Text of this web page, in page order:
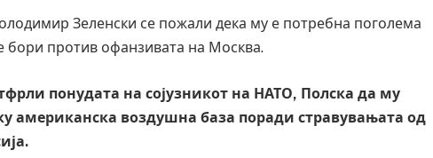
Зеленски се пожали дека му е потребна поголема
бори против офанзивата на Москва.
понудата на сојузникот на НАТО, Полска да му
американска воздушна база поради стравувањата од